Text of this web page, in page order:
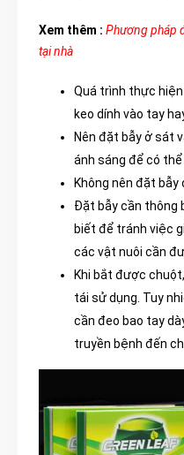
Xem thêm : Phương pháp
tại nhà
Quá trình thực
keo dính vào tay
Nên đặt bẫy ở sát
ánh sáng để có
Không nên đặt
Đặt bẫy cần thông
biết để tránh việc
các vật nuôi cần
Khi bắt được
tái sử dụng. Tuy
cần đeo bao tay
truyền bệnh đến